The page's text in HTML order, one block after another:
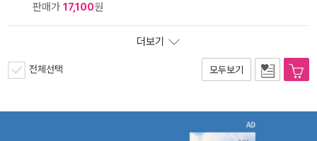
판매가 17,100원
더보기
전체선택 모두보기